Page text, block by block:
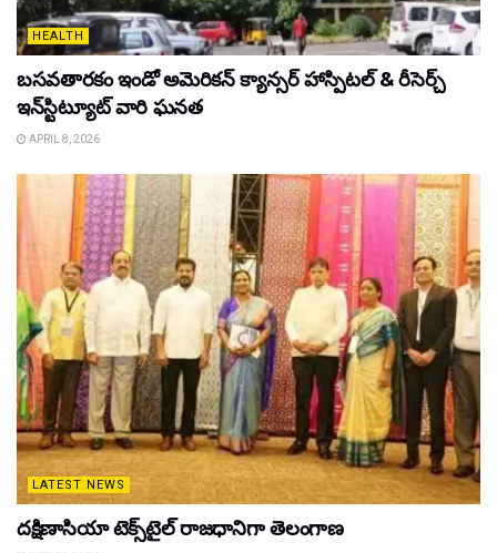
HEALTH
బసవతారకం ఇండో అమెరికన్ క్యాన్సర్ హాస్పిటల్ & రీసెర్చ్
ఇన్‌స్టిట్యూట్ వారి ఘనత
APRIL 8, 2026
LATEST NEWS
దక్షిణాసియా టెక్స్‌టైల్ రాజధానిగా తెలంగాణ